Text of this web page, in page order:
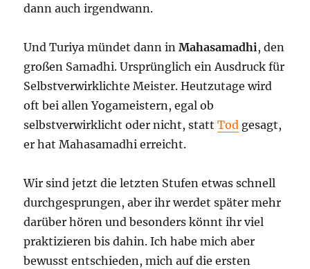
dann auch irgendwann.
Und Turiya mündet dann inMahasamadhi , den
großen Samadhi. Ursprünglich ein Ausdruck für
Selbstverwirklichte Meister. Heutzutage wird
oft bei allen Yogameistern, egal ob
selbstverwirklicht oder nicht, stattTod gesagt,
er hat Mahasamadhi erreicht.
Wir sind jetzt die letzten Stufen etwas schnell
durchgesprungen, aber ihr werdet später mehr
darüber hören und besonders könnt ihr viel
praktizieren bis dahin. Ich habe mich aber
bewusst entschieden, mich auf die ersten